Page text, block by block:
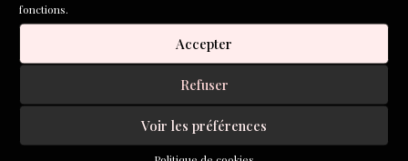
fonctions.
Accepter
Refuser
Voir les préférences
« ÉLISE, en La mineur »,
Paul Karsenty